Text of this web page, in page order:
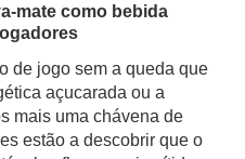
mate como bebida
de jogo sem a queda que
açucarada ou a
mais uma chávena de
estão a descobrir que o